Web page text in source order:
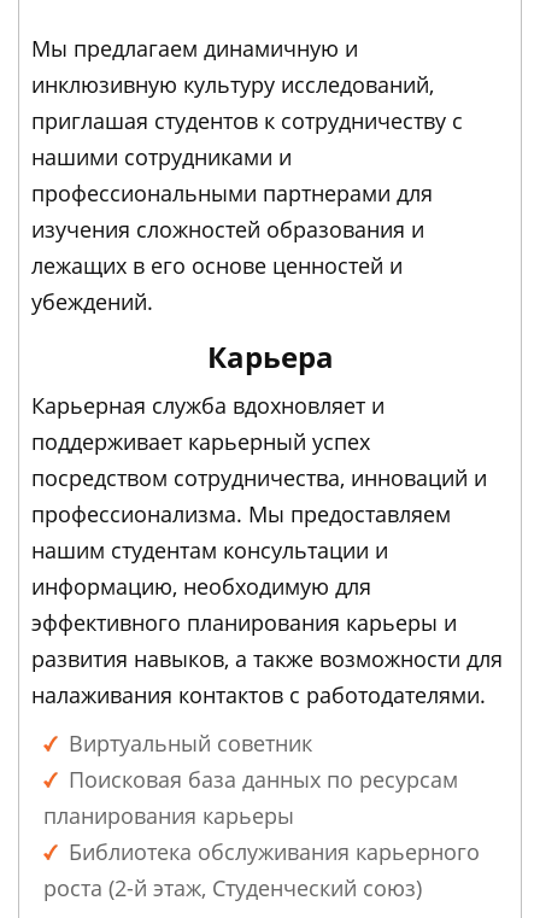
Мы предлагаем динамичную и
инклюзивную культуру исследований,
приглашая студентов к сотрудничеству с
нашими сотрудниками и
профессиональными партнерами для
изучения сложностей образования и
лежащих в его основе ценностей и
убеждений.
Карьера
Карьерная служба вдохновляет и
поддерживает карьерный успех
посредством сотрудничества, инноваций и
профессионализма. Мы предоставляем
нашим студентам консультации и
информацию, необходимую для
эффективного планирования карьеры и
развития навыков, а также возможности для
налаживания контактов с работодателями.
Виртуальный советник
Поисковая база данных по ресурсам
планирования карьеры
Библиотека обслуживания карьерного
роста (2-й этаж, Студенческий союз)